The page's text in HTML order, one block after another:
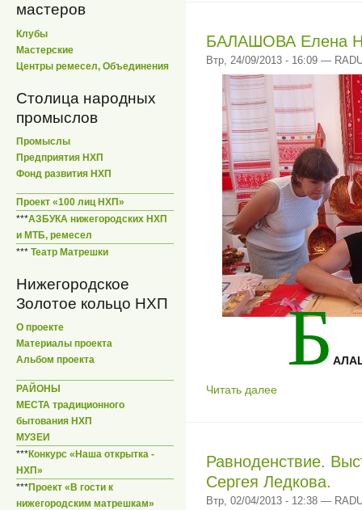
мастеров
Клубы
Мастерские
Центры ремесел, Объединения
Столица народных
промыслов
Промыслы
Предприятия НХП
Фонд развития НХП
Проект «100 лиц НХП»
***АЗБУКА нижегородских НХП
и МТБ, ремесел
*** Театр Матрешки
Нижегородское
Золотое кольцо НХП
О проекте
Материалы проекта
Альбом проекта
РАЙОНЫ
МЕСТА традиционного
бытования НХП
МУЗЕИ
***Конкурс «Наша открытка -
НХП»
***Проект «В гости к
нижегородским матрешкам»
БАЛАШОВА Елена
Втр, 24/09/2013 - 16:09 —
Б
Читать далее
Равноденствие.
Сергея Ледкова.
Втр, 02/04/2013 - 12:38 —